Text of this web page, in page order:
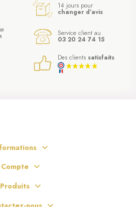
14 jours pour
changer d’avis
Service client au
03 20 24 74 15
Des clients satisfaits
Compte
Produits